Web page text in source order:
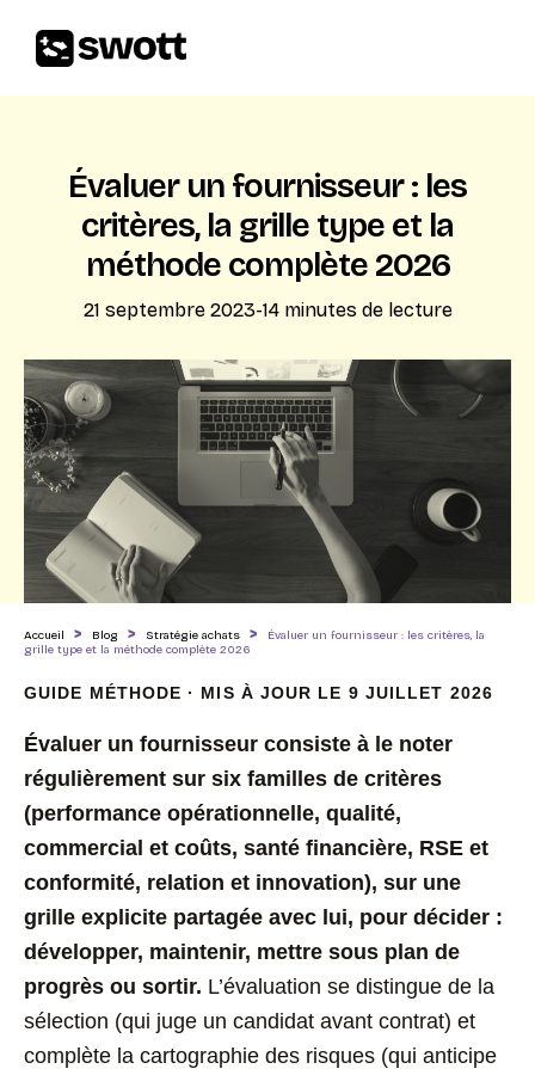
Évaluer un fournisseur : les
critères, la grille type et la
méthode complète 2026
21 septembre 2023-14minutes de lecture
Accueil > Blog > Stratégie achats >
Évaluer un fournisseur : les critères, la
grille type et la méthode complète 2026
GUIDE MÉTHODE · MIS À JOUR LE 9 JUILLET 2026
Évaluer un fournisseur consiste à le noter
régulièrement sur six familles de critères
(performance opérationnelle, qualité,
commercial et coûts, santé financière, RSE et
conformité, relation et innovation), sur une
grille explicite partagée avec lui, pour décider :
développer, maintenir, mettre sous plan de
progrès ou sortir. L’évaluation se distingue de la
sélection (qui juge un candidat avant contrat) et
complète la cartographie des risques (qui anticipe